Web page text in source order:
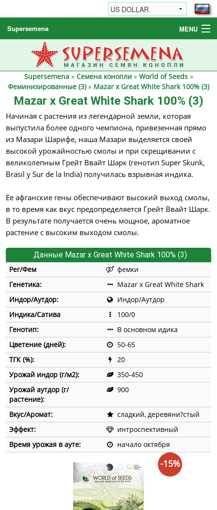
Supersemena MENU
Семена конопли
Другие товары
Как заказать / FAQ
Supersemena» Семена конопли» World of Seeds»
Феминизированные (3)» Mazar x Great White Shark 100% (3)
Mazar x Great White Shark 100% (3)
Начиная с растения из легендарной земли, которая
выпустила более одного чемпиона, привезенная прямо
из Мазари Шарифе, наша Мазари выделяется своей
высокой урожайностью смолы и при скрещивании с
великолепным Грейт Ввайт Шарк (генотип Super Skunk,
Brasil y Sur de la India) получилась взрывная индика.
Ее афганские гены обеспечивают высокий выход смолы,
в то время как вкус предопределяется Грейт Ввайт Шарк.
В результате получается очень мощное, ароматное
растение с высоким выходом смолы.
Данные Mazar x Great White Shark 100% (3)
Рег/Фем
фемки
Генетика:
Mazar x Great White Shark
Индор/Аутдор:
Индор/Аутдор
Индика/Сатива
100/0
Генотип:
В основном идика
Цветение (дней):
50-65
ТГК (%):
20
Урожай индор (г/м2):
350-450
Урожай аутдор (г/
растение):
900
Вкус/Аромат:
сладкий, деревяни?стый
Эффект:
интроспективный
Время урожая в ауте:
начало октября
-15%